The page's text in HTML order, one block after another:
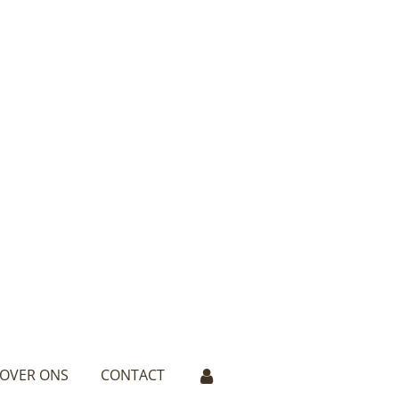
OVER ONS CONTACT